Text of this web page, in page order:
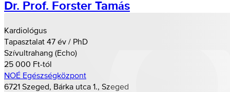
Dr. Prof. Forster Tamás
Kardiológus
Tapasztalat 47 év / PhD
Szívultrahang (Echo)
25 000 Ft-tól
NOÉ Egészségközpont
6721 Szeged, Bárka utca 1., Szeged